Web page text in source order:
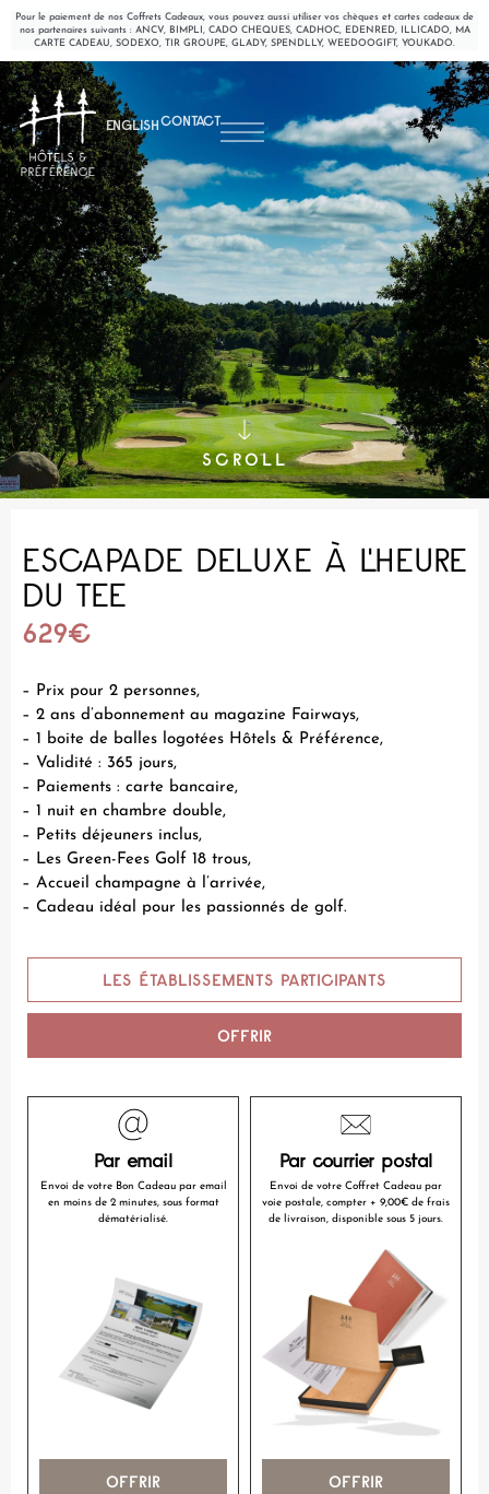
Pour le paiement de nos Coffrets Cadeaux, vous pouvez aussi utiliser vos chèques et cartes cadeaux de
nos partenaires suivants : ANCV, BIMPLI, CADO CHEQUES, CADHOC, EDENRED, ILLICADO, MA
CARTE CADEAU, SODEXO, TIR GROUPE, GLADY, SPENDLLY, WEEDOOGIFT, YOUKADO.
ENGLISHCONTACT
SCROLL
ESCAPADE DELUXE À L'HEURE
DU TEE
629€
– Prix pour 2 personnes,
– 2 ans d’abonnement au magazine Fairways,
– 1 boite de balles logotées Hôtels & Préférence,
– Validité : 365 jours,
– Paiements : carte bancaire,
– 1 nuit en chambre double,
– Petits déjeuners inclus,
– Les Green-Fees Golf 18 trous,
– Accueil champagne à l’arrivée,
– Cadeau idéal pour les passionnés de golf.
LES ÉTABLISSEMENTS PARTICIPANTS
OFFRIR
Par email
Envoi de votre Bon Cadeau par email
en moins de 2 minutes, sous format
dématérialisé.
OFFRIR
Par courrier postal
Envoi de votre Coffret Cadeau par
voie postale, compter + 9,00€ de frais
de livraison, disponible sous 5 jours.
OFFRIR